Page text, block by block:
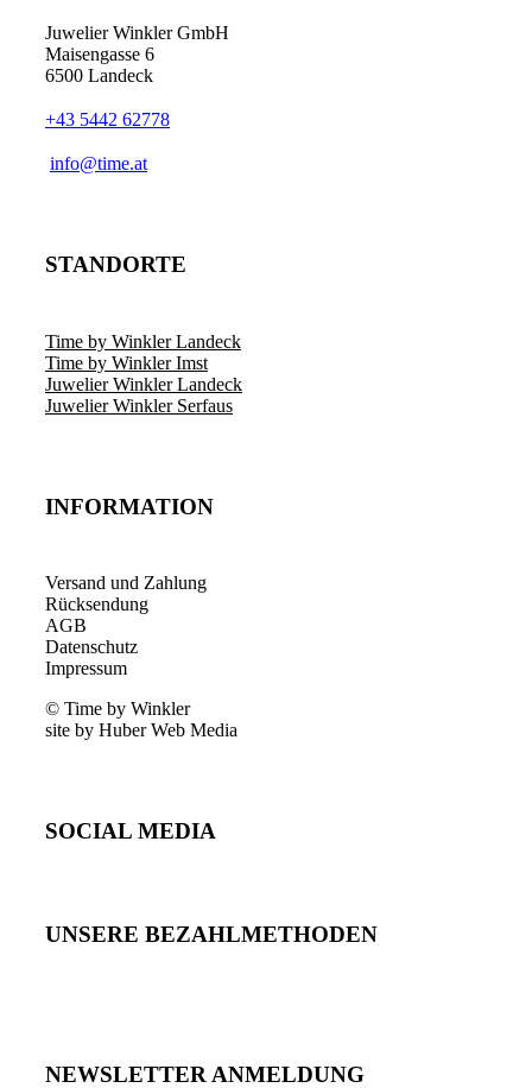
Juwelier Winkler GmbH
Maisengasse 6
6500 Landeck
+43 5442 62778
info@time.at
STANDORTE
Time by Winkler Landeck
Time by Winkler Imst
Juwelier Winkler Landeck
Juwelier Winkler Serfaus
INFORMATION
Versand und Zahlung
Rücksendung
AGB
Datenschutz
Impressum
© Time by Winkler
site by Huber Web Media
SOCIAL MEDIA
UNSERE BEZAHLMETHODEN
NEWSLETTER ANMELDUNG